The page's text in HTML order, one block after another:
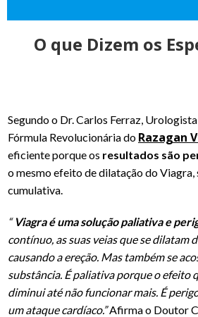
O que Dizem os
Segundo o Dr. Carlos Ferraz,
Fórmula Revolucionária do Razagan
eficiente porque os resultados são
o mesmo efeito de dilatação do Viagra,
cumulativa.
“ Viagra é uma solução paliativa e
contínuo, as suas veias que se dilatam
causando a ereção. Mas também se
substância. É paliativa porque o efeito
diminui até não funcionar mais. É
um ataque cardíaco.”Afirma o Doutor